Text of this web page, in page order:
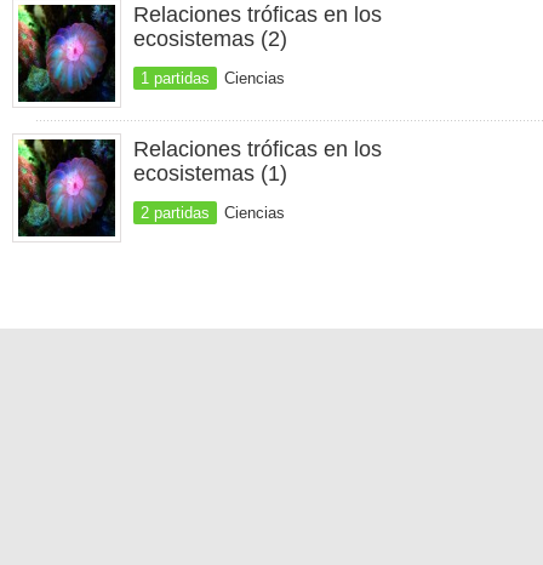
Relaciones tróficas en los
ecosistemas (2)
1 partidas Ciencias
Relaciones tróficas en los
ecosistemas (1)
2 partidas Ciencias